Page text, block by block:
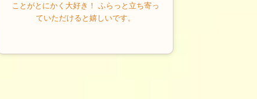
ことがとにかく大好き！ ふらっと立ち寄っ
ていただけると嬉しいです。